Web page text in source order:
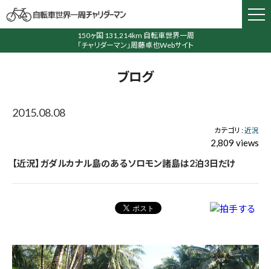
150ヶ国 131,214km 自転車世界一周
「チャリダーマン」周藤卓也Webサイト
ブログ
2015.08.08
カテゴリ :近況
2,809 views
【近況】ガダルカナル島のあるソロモン諸島は2泊3日だけ